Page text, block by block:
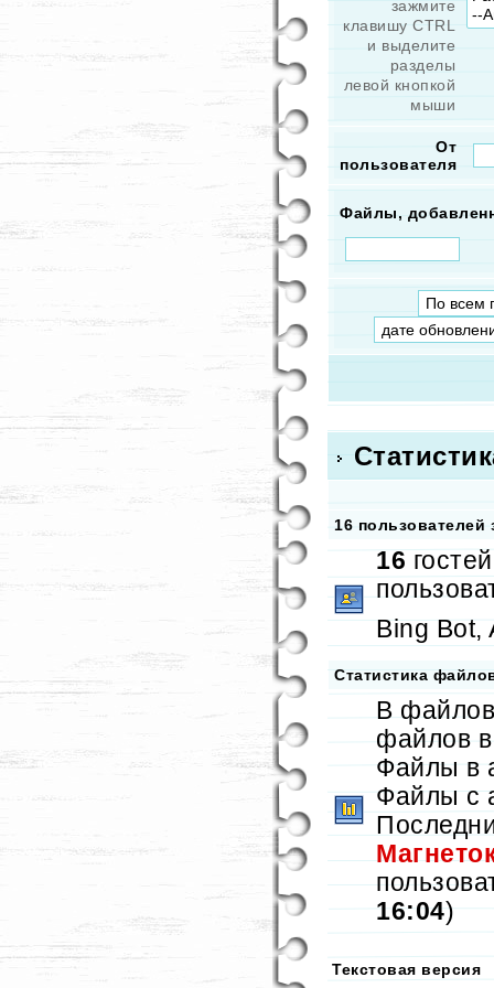
зажмите
клавишу CTRL
и выделите
разделы
левой кнопкой
мыши
От
пользователя
Файлы,
16 пользователей
16
Bing Bot,
Статистика
В
файлов
Файлы в
Файлы с
16:04)
Текстовая версия